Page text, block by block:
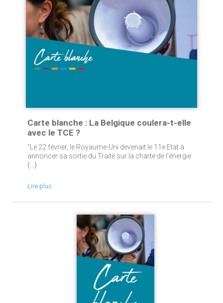
Carte blanche : La Belgique coulera-t-elle
avec le TCE ?
"Le 22 février, le Royaume-Uni devenait le 11e Etat à
annoncer sa sortie du Traité sur la charte de l’énergie
{...}
Lire plus